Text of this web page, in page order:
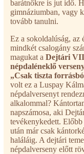
barátnőkre is jut idő.
gimnáziumban, vagy
tovább tanulni.
Ez a sokoldalúság, az
mindkét csalogány
magukat a Dejtári
népdaléneklő
„Csak tiszta
volt ez a Luspay
népdalversenyt
alkalommal?
napszámosa, aki
tevékenykedett.
után már csak
haláláig. A dejtári
népdalverseny előtt